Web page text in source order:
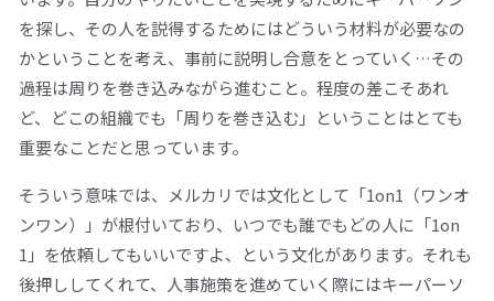
を探し、その人を説得するためにはどういう材料が必要なの
かということを考え、事前に説明し合意をとっていく…その
過程は周りを巻き込みながら進むこと。程度の差こそあれ
ど、どこの組織でも「周りを巻き込む」ということはとても
重要なことだと思っています。
そういう意味では、メルカリでは文化として「1on1（ワンオ
ンワン）」が根付いており、いつでも誰でもどの人に「1on
1」を依頼してもいいですよ、という文化があります。それも
後押ししてくれて、人事施策を進めていく際にはキーパーソ